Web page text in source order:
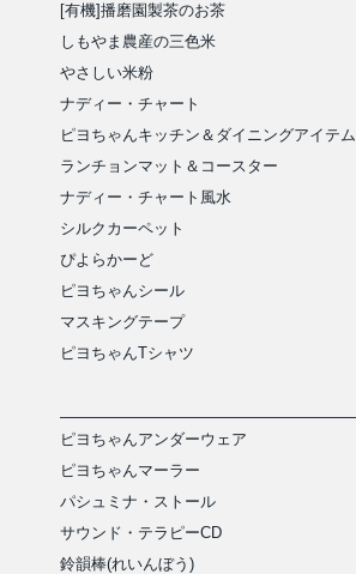
[有機]播磨園製茶のお茶
しもやま農産の三色米
やさしい米粉
ナディー・チャート
ピヨちゃんキッチン＆ダイニングアイテム
ランチョンマット＆コースター
ナディー・チャート風水
シルクカーペット
ぴよらかーど
ピヨちゃんシール
マスキングテープ
ピヨちゃんTシャツ
ピヨちゃんアンダーウェア
ピヨちゃんマーラー
パシュミナ・ストール
サウンド・テラピーCD
鈴韻棒(れいんぼう)